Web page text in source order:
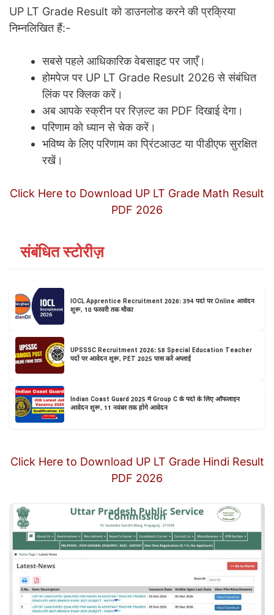
UP LT Grade Result को डाउनलोड करने की प्रक्रिया
निम्नलिखित हैं:-
सबसे पहले आधिकारिक वेबसाइट पर जाएँ।
होमपेज पर UP LT Grade Result 2026 से संबंधित
लिंक पर क्लिक करें।
अब आपके स्क्रीन पर रिज़ल्ट का PDF दिखाई देगा।
परिणाम को ध्यान से चेक करें।
भविष्य के लिए परिणाम का प्रिंटआउट या पीडीएफ सुरक्षित
रखें।
Click Here to Download UP LT Grade Math Result
PDF 2026
संबंधित स्टोरीज़
IOCL Apprentice Recruitment 2026: 394 पदों पर Online आवेदन
शुरू, 10 फरवरी तक मौका
UPSSSC Recruitment 2026: 58 Special Education Teacher
पदों पर आवेदन शुरू, PET 2025 पास करें अप्लाई
Indian Coast Guard 2025 में Group C के पदों के लिए ऑफलाइन
आवेदन शुरू, 11 नवंबर तक होंगे आवेदन
Click Here to Download UP LT Grade Hindi Result
PDF 2026